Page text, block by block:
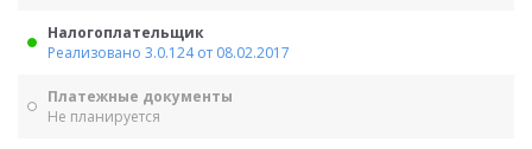
Налогоплательщик
Реализовано 3.0.124 от 08.02.2017
Платежные документы
Не планируется